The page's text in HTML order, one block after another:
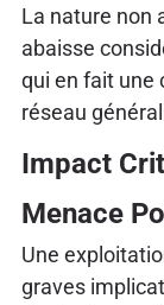
La nature non
abaisse
qui en fait une
réseau
Impact
Menace
Une
graves